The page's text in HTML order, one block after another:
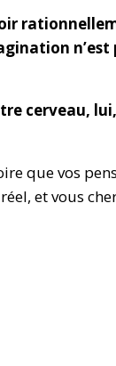
cerveau,
que vos
et vous